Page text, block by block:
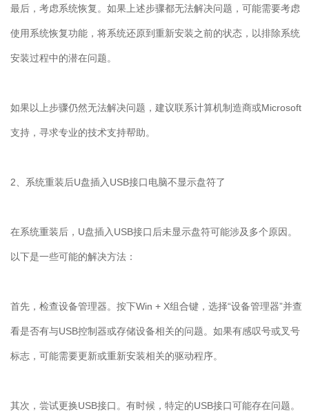
最后，考虑系统恢复。如果上述步骤都无法解决问题，可能需要考虑
使用系统恢复功能，将系统还原到重新安装之前的状态，以排除系统
安装过程中的潜在问题。
如果以上步骤仍然无法解决问题，建议联系计算机制造商或Microsoft
支持，寻求专业的技术支持帮助。
2 、系统重装后U盘插入 USB接口电脑不显示盘符了
在系统重装后， U盘插入 USB接口后未显示盘符可能涉及多个原因。
以下是一些可能的解决方法：
首先，检查设备管理器。按下Win + X组合键，选择“设备管理器”并查
看是否有与USB控制器或存储设备相关的问题。如果有感叹号或叉号
标志，可能需要更新或重新安装相关的驱动程序。
其次，尝试更换USB接口。有时候，特定的USB接口可能存在问题。